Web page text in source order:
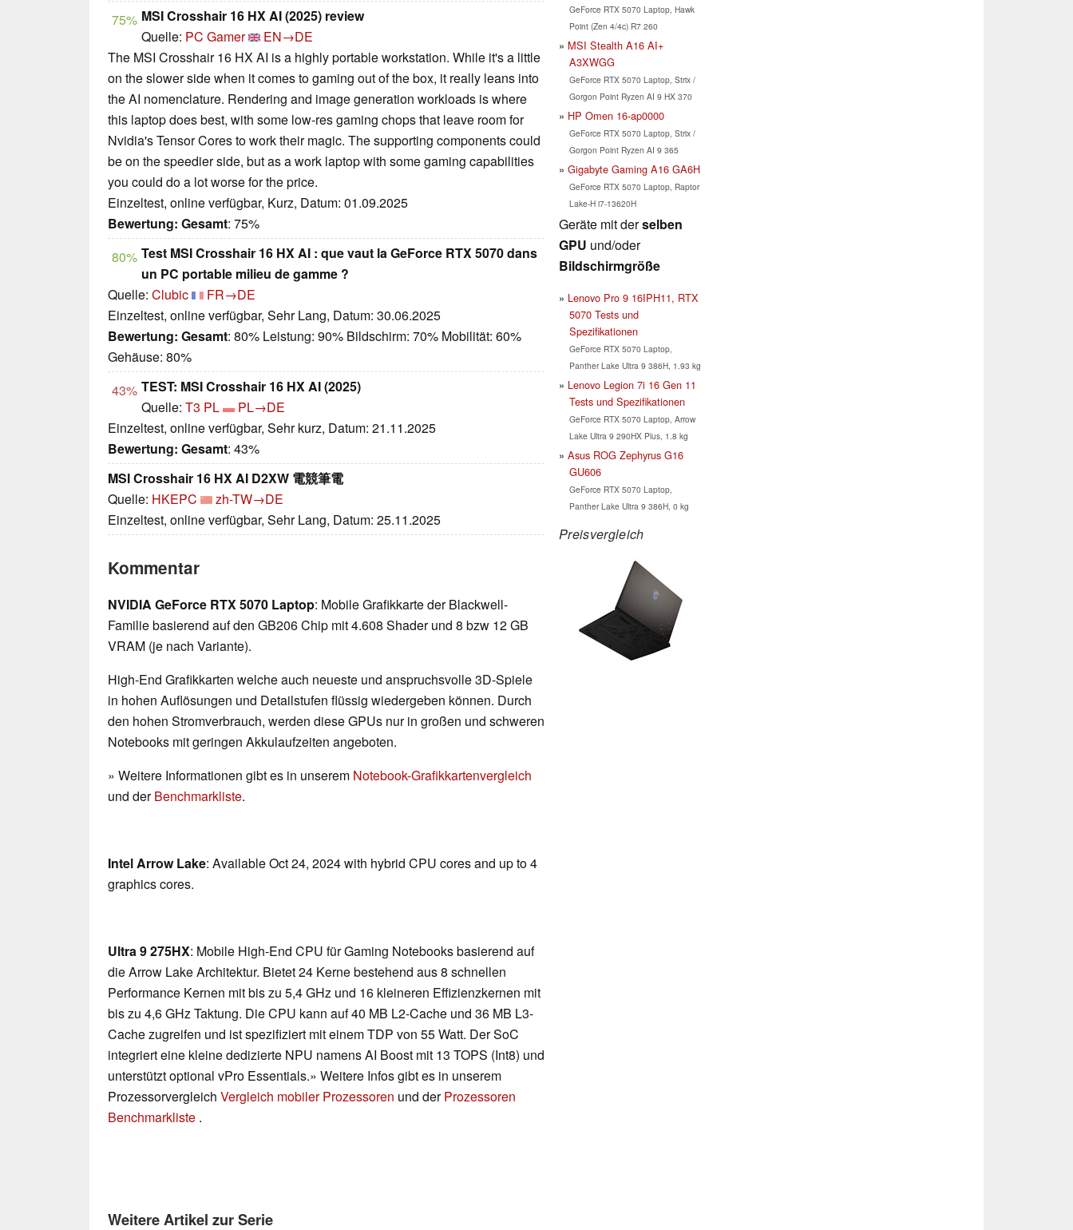
75% MSI Crosshair 16 HX AI (2025) review
Quelle: PC Gamer
EN→DE
The MSI Crosshair 16 HX AI is a highly portable workstation. While it's a little
on the slower side when it comes to gaming out of the box, it really leans into
the AI nomenclature. Rendering and image generation workloads is where
this laptop does best, with some low-res gaming chops that leave room for
Nvidia's Tensor Cores to work their magic. The supporting components could
be on the speedier side, but as a work laptop with some gaming capabilities
you could do a lot worse for the price.
Einzeltest, online verfügbar, Kurz, Datum: 01.09.2025
Bewertung: Gesamt: 75%
80% Test MSI Crosshair 16 HX AI : que vaut la GeForce RTX 5070 dans
un PC portable milieu de gamme ?
Quelle: Clubic
FR→DE
Einzeltest, online verfügbar, Sehr Lang, Datum: 30.06.2025
Bewertung: Gesamt: 80% Leistung: 90% Bildschirm: 70% Mobilität: 60%
Gehäuse: 80%
43% TEST: MSI Crosshair 16 HX AI (2025)
Quelle: T3 PL
PL→DE
Einzeltest, online verfügbar, Sehr kurz, Datum: 21.11.2025
Bewertung: Gesamt: 43%
MSI Crosshair 16 HX AI D2XW 電競筆電
Quelle: HKEPC
zh-TW→DE
Einzeltest, online verfügbar, Sehr Lang, Datum: 25.11.2025
Kommentar
NVIDIA GeForce RTX 5070 Laptop: Mobile Grafikkarte der Blackwell-
Familie basierend auf den GB206 Chip mit 4.608 Shader und 8 bzw 12 GB
VRAM (je nach Variante).
High-End Grafikkarten welche auch neueste und anspruchsvolle 3D-Spiele
in hohen Auflösungen und Detailstufen flüssig wiedergeben können. Durch
den hohen Stromverbrauch, werden diese GPUs nur in großen und schweren
Notebooks mit geringen Akkulaufzeiten angeboten.
» Weitere Informationen gibt es in unserem Notebook-Grafikkartenvergleich
und derBenchmarkliste.
Intel Arrow Lake: Available Oct 24, 2024 with hybrid CPU cores and up to 4
graphics cores.
Ultra 9 275HX: Mobile High-End CPU für Gaming Notebooks basierend auf
die Arrow Lake Architektur. Bietet 24 Kerne bestehend aus 8 schnellen
Performance Kernen mit bis zu 5,4 GHz und 16 kleineren Effizienzkernen mit
bis zu 4,6 GHz Taktung. Die CPU kann auf 40 MB L2-Cache und 36 MB L3-
Cache zugreifen und ist spezifiziert mit einem TDP von 55 Watt. Der SoC
integriert eine kleine dedizierte NPU namens AI Boost mit 13 TOPS (Int8) und
unterstützt optional vPro Essentials.» Weitere Infos gibt es in unserem
Prozessorvergleich Vergleich mobiler Prozessoren und derProzessoren
Benchmarkliste .
Weitere Artikel zur Serie
GeForce RTX 5070 Laptop, Hawk
Point (Zen 4/4c) R7 260
MSI Stealth A16 AI+
A3XWGG
GeForce RTX 5070 Laptop, Strix /
Gorgon Point Ryzen AI 9 HX 370
HP Omen 16-ap0000
GeForce RTX 5070 Laptop, Strix /
Gorgon Point Ryzen AI 9 365
Gigabyte Gaming A16 GA6H
GeForce RTX 5070 Laptop, Raptor
Lake-H i7-13620H
Geräte mit derselben
GPU und/oder
Bildschirmgröße
Lenovo Pro 9 16IPH11, RTX
5070 Tests und
Spezifikationen
GeForce RTX 5070 Laptop,
Panther Lake Ultra 9 386H, 1.93 kg
Lenovo Legion 7i 16 Gen 11
Tests und Spezifikationen
GeForce RTX 5070 Laptop, Arrow
Lake Ultra 9 290HX Plus, 1.8 kg
Asus ROG Zephyrus G16
GU606
GeForce RTX 5070 Laptop,
Panther Lake Ultra 9 386H, 0 kg
Preisvergleich